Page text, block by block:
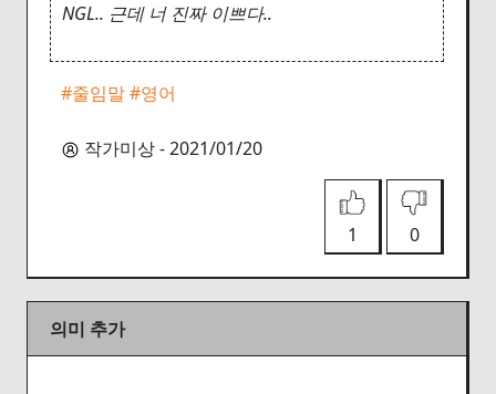
NGL.. 근데 너 진짜 이쁘다..
#줄임말#영어
작가미상 - 2021/01/20
1 0
의미 추가